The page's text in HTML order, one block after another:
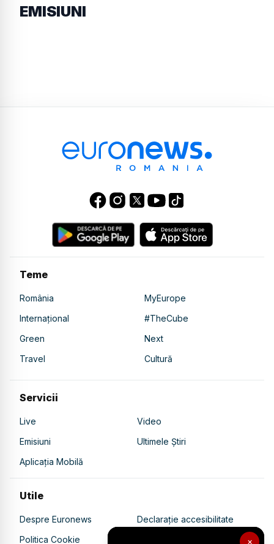
×
EMISIUNI
Teme
România
MyEurope
Internațional
#TheCube
Green
Next
Travel
Cultură
Servicii
Live
Video
Emisiuni
Ultimele Știri
Aplicația Mobilă
Utile
Despre Euronews
Declarație accesibilitate
Politica Cookie
Politica de confidențialitate